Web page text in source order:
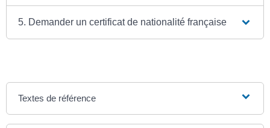
5. Demander un certificat de nationalité française
Textes de référence